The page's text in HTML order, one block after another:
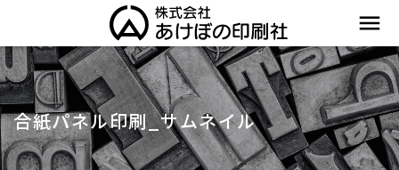
menu
合紙パネル印刷_サムネイル